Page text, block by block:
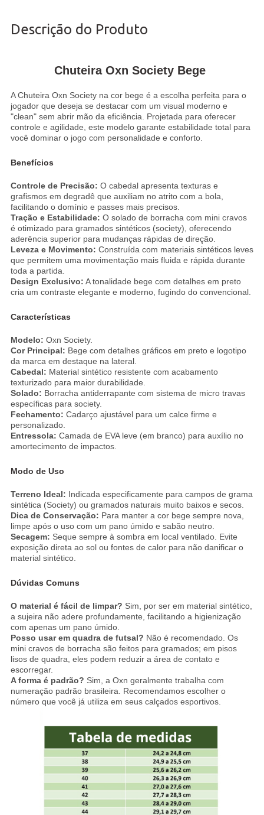
Descrição do Produto
Chuteira Oxn Society Bege
A Chuteira Oxn Society na cor bege é a escolha perfeita para o
jogador que deseja se destacar com um visual moderno e
"clean" sem abrir mão da eficiência. Projetada para oferecer
controle e agilidade, este modelo garante estabilidade total para
você dominar o jogo com personalidade e conforto.
Benefícios
Controle de Precisão: O cabedal apresenta texturas e
grafismos em degradê que auxiliam no atrito com a bola,
facilitando o domínio e passes mais precisos.
Tração e Estabilidade: O solado de borracha com mini cravos
é otimizado para gramados sintéticos (society), oferecendo
aderência superior para mudanças rápidas de direção.
Leveza e Movimento: Construída com materiais sintéticos leves
que permitem uma movimentação mais fluida e rápida durante
toda a partida.
Design Exclusivo: A tonalidade bege com detalhes em preto
cria um contraste elegante e moderno, fugindo do convencional.
Características
Modelo: Oxn Society.
Cor Principal: Bege com detalhes gráficos em preto e logotipo
da marca em destaque na lateral.
Cabedal: Material sintético resistente com acabamento
texturizado para maior durabilidade.
Solado: Borracha antiderrapante com sistema de micro travas
específicas para society.
Fechamento: Cadarço ajustável para um calce firme e
personalizado.
Entressola: Camada de EVA leve (em branco) para auxílio no
amortecimento de impactos.
Modo de Uso
Terreno Ideal: Indicada especificamente para campos de grama
sintética (Society) ou gramados naturais muito baixos e secos.
Dica de Conservação: Para manter a cor bege sempre nova,
limpe após o uso com um pano úmido e sabão neutro.
Secagem: Seque sempre à sombra em local ventilado. Evite
exposição direta ao sol ou fontes de calor para não danificar o
material sintético.
Dúvidas Comuns
O material é fácil de limpar? Sim, por ser em material sintético,
a sujeira não adere profundamente, facilitando a higienização
com apenas um pano úmido.
Posso usar em quadra de futsal? Não é recomendado. Os
mini cravos de borracha são feitos para gramados; em pisos
lisos de quadra, eles podem reduzir a área de contato e
escorregar.
A forma é padrão? Sim, a Oxn geralmente trabalha com
numeração padrão brasileira. Recomendamos escolher o
número que você já utiliza em seus calçados esportivos.